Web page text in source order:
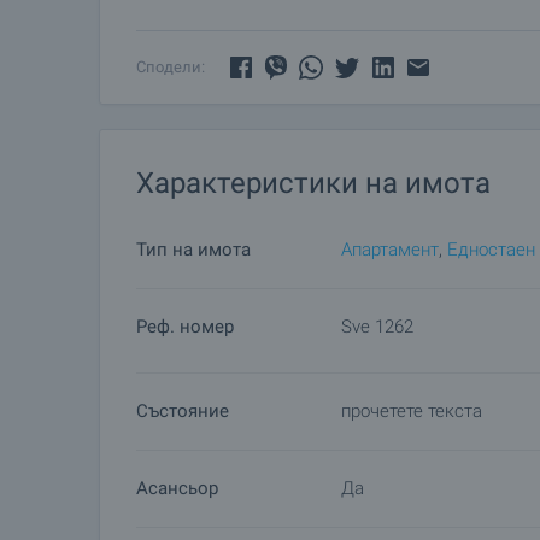
Апартаментът е разположен в квартал
Сподели:
Характеристики на имота
Тип на имота Апартамент,
Реф. номер Sve 1262
Състояние прочетете текста
Асансьор Да